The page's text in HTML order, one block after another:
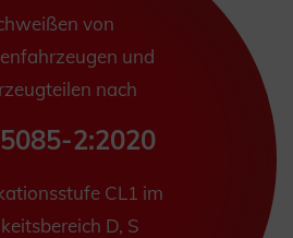
von
und
nach
2:2020
CL1 im
D, S